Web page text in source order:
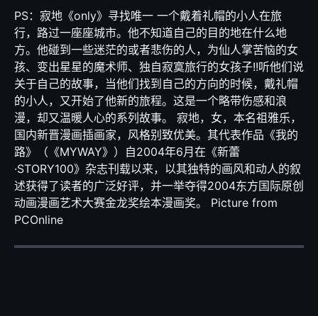
PS：寂地《only》寻找唯一 一个戴着礼帽的小人在旅
行，路过一座座城市。他不知道自己的目的地在什么地
方。他碰到一些迷茫的或者悲伤的人，为仙人掌苦恼的女
孩、变出星星的魔术师、独自寂寞旅行的女孩子!!听他们说
关于自己的故事，当他们找到自己的方向的时候，戴礼帽
的小人，又开始了他新的旅程。这是一个略带伤感和浪
漫，却又温暖人心的系列故事。 寂地，女，本名祖雅乐，
国内新晋漫画插画家，风格别致优美。其代表作品《我的
路》（《MYWAY》）自2004年6月在《新蕾
·STORY100》杂志刊载以来，以其独特的画风和动人的叙
述获得了读者的广泛好评，并一举夺得2004东方国际原创
动画漫画艺术大赛金龙奖绘本漫画奖。 Picture from
PCOnline